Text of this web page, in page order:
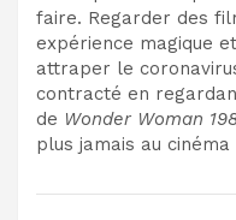
faire. Regarder des
expérience magique
attraper le
contracté en
de Wonder Woman
plus jamais au